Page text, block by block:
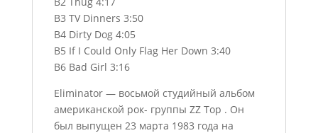
B3 TV Dinners 3:50
B4 Dirty Dog 4:05
B5 If I Could Only Flag Her Down 3:40
B6 Bad Girl 3:16
Eliminator — восьмой студийный альбом
американской рок- группы ZZ Top . Он
был выпущен 23 марта 1983 года на